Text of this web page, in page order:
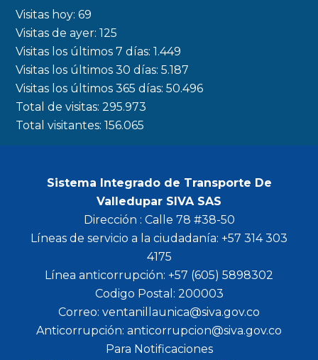
o
k
a
m
r
Visitas hoy:69
Visitas de ayer:125
Visitas los últimos 7 días:1.449
Visitas los últimos 30 días:5.187
Visitas los últimos 365 días:50.496
Total de visitas:295.973
Total visitantes:156.065
Sistema Integrado de Transporte De
Valledupar SIVA SAS
Dirección : Calle 78 #38-50
Líneas de servicio a la ciudadanía: +57 314 303
4175
Línea anticorrupción: +57 (605) 5898302
Codigo Postal: 200003
Correo: ventanillaunica@siva.gov.co
Anticorrupción: anticorrupcion@siva.gov.co
Para Notificaciones